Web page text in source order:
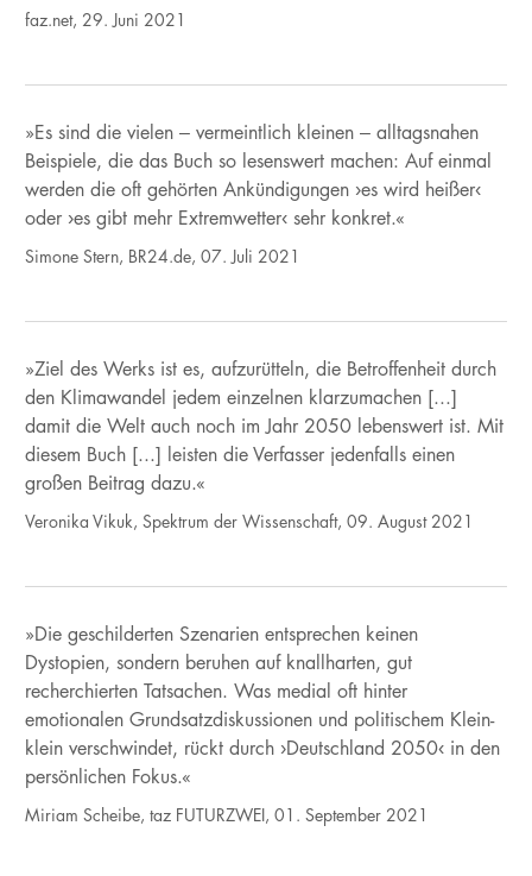
faz.net, 29. Juni 2021
»Es sind die vielen – vermeintlich kleinen – alltagsnahen
Beispiele, die das Buch so lesenswert machen: Auf einmal
werden die oft gehörten Ankündigungen ›es wird heißer‹
oder ›es gibt mehr Extremwetter‹ sehr konkret.«
Simone Stern, BR24.de, 07. Juli 2021
»Ziel des Werks ist es, aufzurütteln, die Betroffenheit durch
den Klimawandel jedem einzelnen klarzumachen [...]
damit die Welt auch noch im Jahr 2050 lebenswert ist. Mit
diesem Buch [...] leisten die Verfasser jedenfalls einen
großen Beitrag dazu.«
Veronika Vikuk, Spektrum der Wissenschaft, 09. August 2021
»Die geschilderten Szenarien entsprechen keinen
Dystopien, sondern beruhen auf knallharten, gut
recherchierten Tatsachen. Was medial oft hinter
emotionalen Grundsatzdiskussionen und politischem Klein-
klein verschwindet, rückt durch ›Deutschland 2050‹ in den
persönlichen Fokus.«
Miriam Scheibe, taz FUTURZWEI, 01. September 2021